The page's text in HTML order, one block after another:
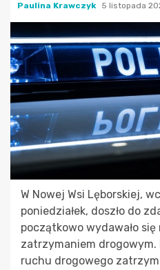
Paulina Krawczyk 5 listopada
W Nowej Wsi Lęborskiej,
poniedziałek, doszło do
początkowo wydawało
zatrzymaniem drogowym.
ruchu drogowego